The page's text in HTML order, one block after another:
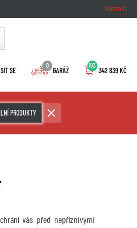
Kontakt
SE
0
GARÁŽ
103
342 839 KČ
PRODUKTY
vás před nepříznivými